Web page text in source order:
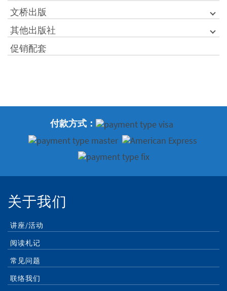
文桥出版
其他出版社
促销配套
付款方式：
关于我们
讲座/活动
阅读札记
常见问题
联络我们